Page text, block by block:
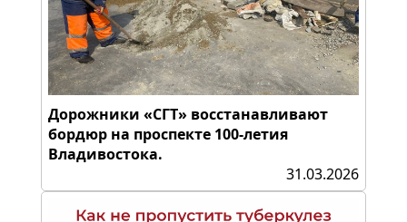
Дорожники «СГТ» восстанавливают
бордюр на проспекте 100-летия
Владивостока.
31.03.2026